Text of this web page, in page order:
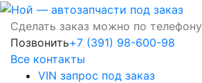
Сделать заказ можно по телефону
Позвонить+7 (391) 98-600-98
Все контакты
VIN запрос под заказ